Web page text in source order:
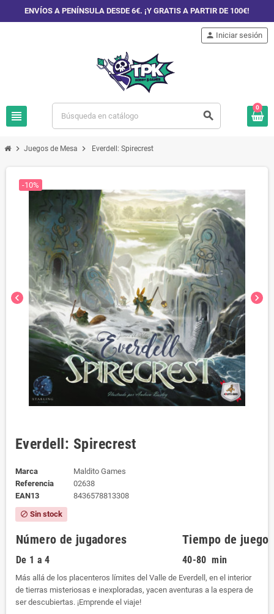
ENVÍOS A PENÍNSULA DESDE 6€. ¡Y GRATIS A PARTIR DE 100€!
view_headline search
person Iniciar sesión
0
chevron_right Juegos de Mesa chevron_right Everdell: Spirecrest
chevron_left chevron_right
-10%
Everdell: Spirecrest
Marca
Maldito Games
Referencia
02638
EAN13
8436578813308
block Sin stock
Número de jugadores Tiempo de juego
De 1 a 4 40-80 min
Más allá de los placenteros límites del Valle de Everdell, en el interior
de tierras misteriosas e inexploradas, yacen aventuras a la espera de
ser descubiertas. ¡Emprende el viaje!